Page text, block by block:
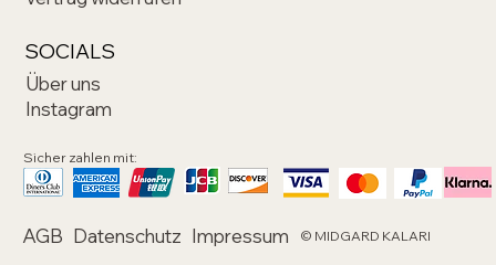
SOCIALS
Über uns
Instagram
Sicher zahlen mit:
AGB Datenschutz Impressum © MIDGARD KALARI